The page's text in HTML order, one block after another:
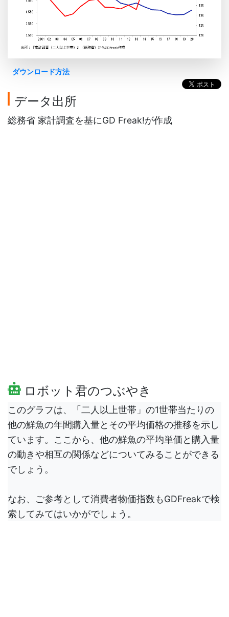
ダウンロード方法
データ出所
総務省 家計調査を基にGD Freak!が作成
ロボット君のつぶやき
このグラフは、「二人以上世帯」の1世帯当たりの
他の鮮魚の年間購入量とその平均価格の推移を示し
ています。ここから、他の鮮魚の平均単価と購入量
の動きや相互の関係などについてみることができる
でしょう。
なお、ご参考として消費者物価指数もGDFreakで検
索してみてはいかがでしょう。